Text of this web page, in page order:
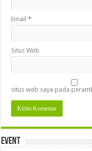
Email*
Situs Web
situs web saya pada
Event